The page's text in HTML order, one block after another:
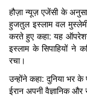
हौज़ा न्यूज़ एजेंसी के
हुजतुल इस्लाम वल
करते हुए कहा: यह
इस्लाम के सिपाहियों ने
रचा।
उन्होंने कहा: दुनिया भर
ईरान अपनी वैज्ञानिक और